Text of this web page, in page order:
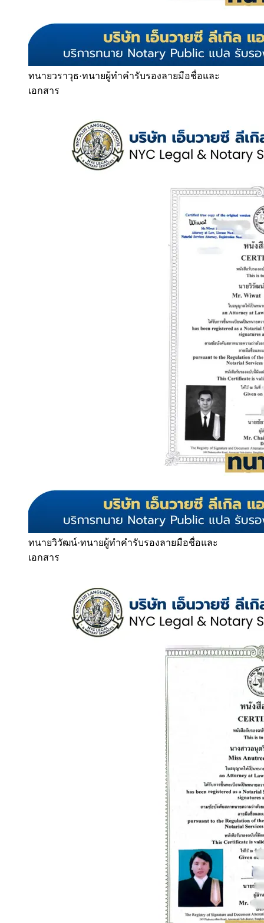
ทนายวราวุธ·ทนายผู้ทำคำรับรองลายมือชื่อและ
เอกสาร
ทนายวิวัฒน์·ทนายผู้ทำคำรับรองลายมือชื่อและ
เอกสาร